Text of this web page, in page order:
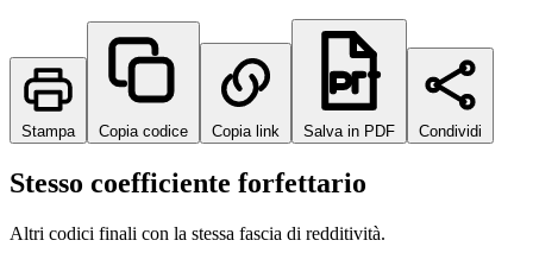
Stampa Copia codice Copia link Salva in PDF Condividi
Stesso coefficiente forfettario
Altri codici finali con la stessa fascia di redditività.